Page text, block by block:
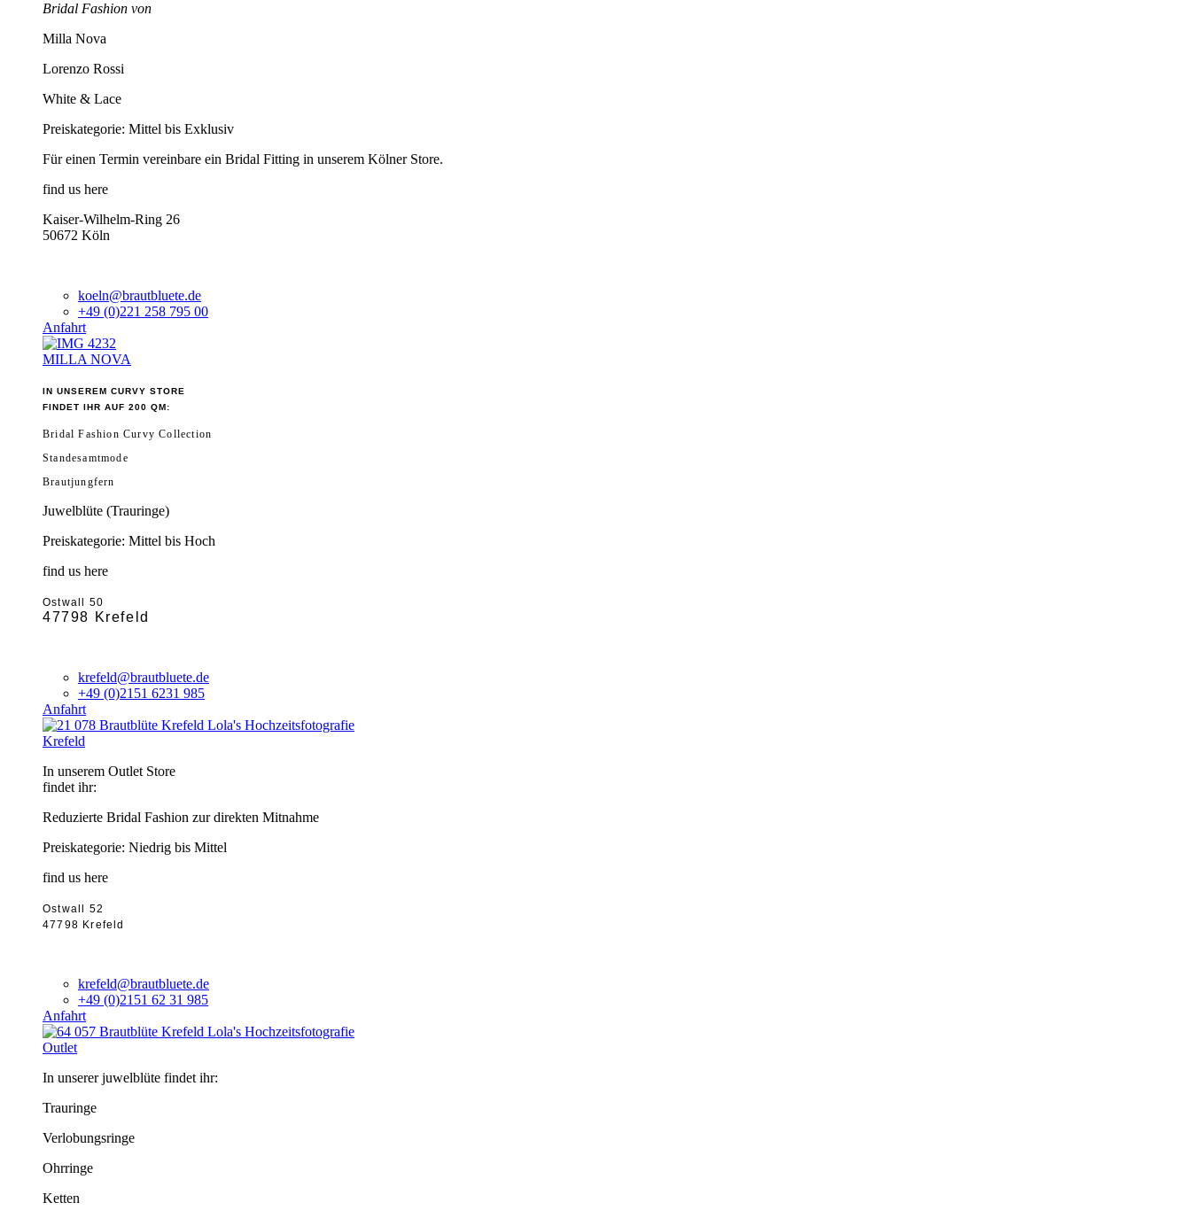
Bridal Fashion von
Milla Nova
Lorenzo Rossi
White & Lace
Preiskategorie: Mittel bis Exklusiv
Für einen Termin vereinbare ein Bridal Fitting in unserem Kölner Store.
find us here
Kaiser-Wilhelm-Ring 26
50672 Köln
koeln@brautbluete.de
+49 (0)221 258 795 00
Anfahrt
MILLA NOVA
IN UNSEREM CURVY STORE
FINDET IHR AUF 200 QM:
Bridal Fashion Curvy Collection
Standesamtmode
Brautjungfern
Juwelblüte (Trauringe)
Preiskategorie: Mittel bis Hoch
find us here
Ostwall 50
47798 Krefeld
krefeld@brautbluete.de
+49 (0)2151 6231 985
Anfahrt
Krefeld
In unserem Outlet Store
findet ihr:
Reduzierte Bridal Fashion zur direkten Mitnahme
Preiskategorie: Niedrig bis Mittel
find us here
Ostwall 52
47798 Krefeld
krefeld@brautbluete.de
+49 (0)2151 62 31 985
Anfahrt
Outlet
In unserer juwelblüte findet ihr:
Trauringe
Verlobungsringe
Ohrringe
Ketten